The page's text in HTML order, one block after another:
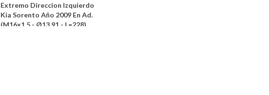
Extremo Direccion Izquierdo
Kia Sorento Año 2009 En Ad.
(M16x1,5 - Ø13,91 - L=228)